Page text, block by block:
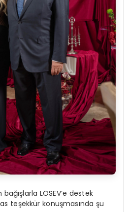
LÖSEV’e destek
teşekkür konuşmasında şu